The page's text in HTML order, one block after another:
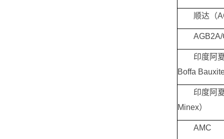
顺达（
AGB2A/
印度阿
Boffa
印度阿
Minex）
AMC